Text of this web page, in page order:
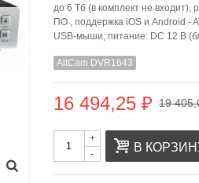
до 6 Тб (в комплект не входит),
ПО , поддержка iOS и Android -
USB-мыши; питание: DC 12 В
AltCam DVR1643
16 494,25 ₽ 19
-
+
В